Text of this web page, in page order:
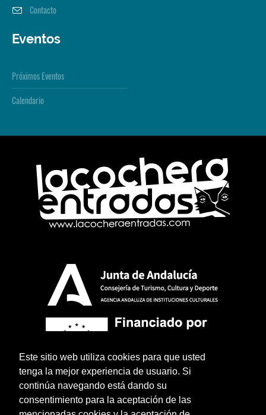
Este sitio web utiliza cookies para que usted
tenga la mejor experiencia de usuario. Si
continúa navegando está dando su
consentimiento para la aceptación de las
Contacto
Eventos
Próximos Eventos
Calendario